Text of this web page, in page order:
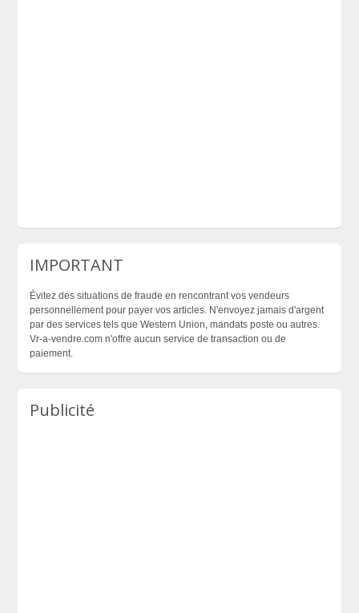
IMPORTANT
Évitez des situations de fraude en rencontrant vos vendeurs
personnellement pour payer vos articles. N'envoyez jamais d'argent
par des services tels que Western Union, mandats poste ou autres.
Vr-a-vendre.com n'offre aucun service de transaction ou de
paiement.
Publicité